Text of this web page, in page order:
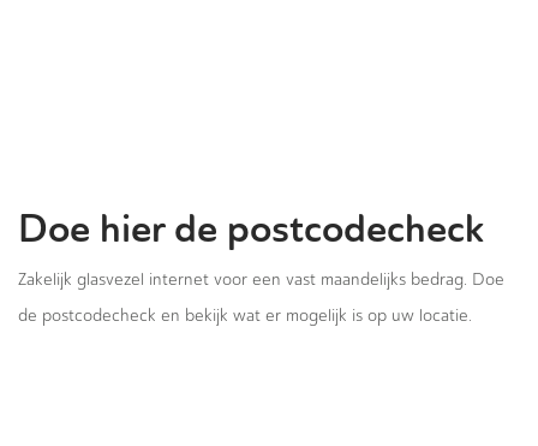
Doe hier de postcodecheck
Zakelijk glasvezel internet voor een vast maandelijks bedrag. Doe
de postcodecheck en bekijk wat er mogelijk is op uw locatie.